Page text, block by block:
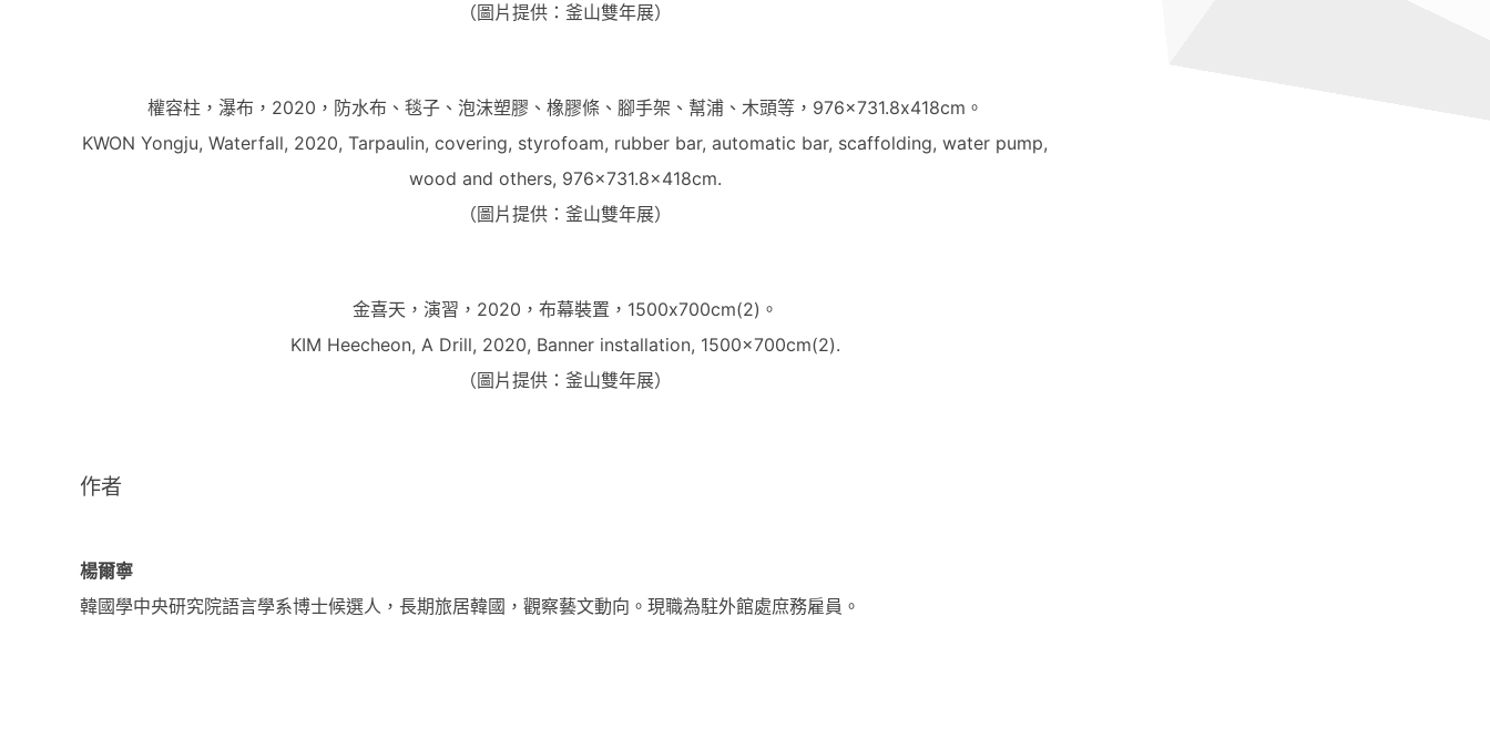
（圖片提供：釜山雙年展）
權容柱，瀑布，2020，防水布、毯子、泡沫塑膠、橡膠條、腳手架、幫浦、木頭等，976×731.8x418cm。
KWON Yongju, Waterfall, 2020, Tarpaulin, covering, styrofoam, rubber bar, automatic bar, scaffolding, water pump,
wood and others, 976×731.8x418cm.
（圖片提供：釜山雙年展）
金喜天，演習，2020，布幕裝置，1500x700cm(2)。
KIM Heecheon, A Drill, 2020, Banner installation, 1500x700cm(2).
（圖片提供：釜山雙年展）
作者
楊爾寧
韓國學中央研究院語言學系博士候選人，長期旅居韓國，觀察藝文動向。現職為駐外館處庶務雇員。